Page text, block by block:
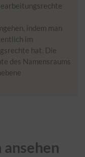
indem man
im
hat. Die
des Namensraums